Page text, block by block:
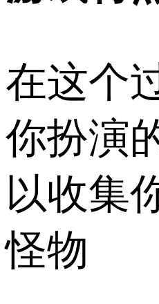
在这个
你扮演
以收集
怪物